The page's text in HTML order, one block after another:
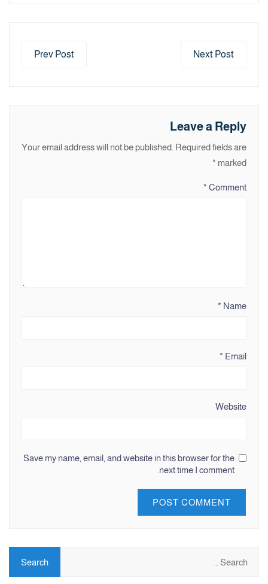
Prev Post Next Post
Leave a Reply
Your email address will not be published. Required fields are
marked
*
Comment
*
Name
*
Email
*
Website
Save my name, email, and website in this browser for the
next time I comment.